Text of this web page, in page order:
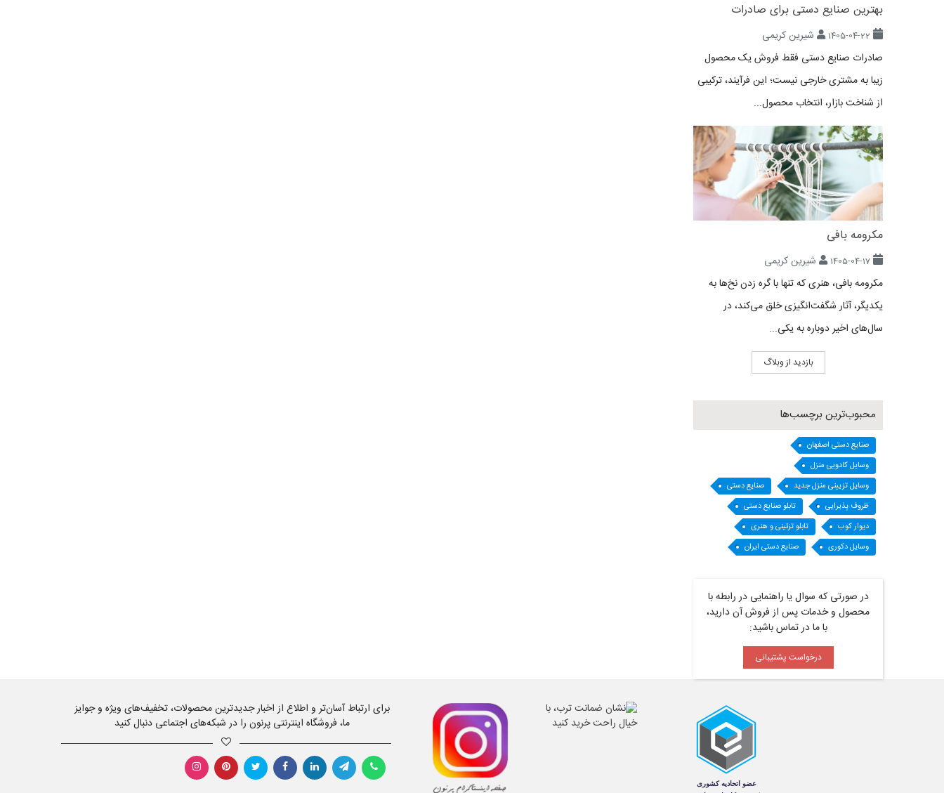
بهترین صنایع دستی برای صادرات
1405-04-22
شیرین کریمی
صادرات صنایع دستی فقط فروش یک محصول
زیبا به مشتری خارجی نیست؛ این فرآیند، ترکیبی
از شناخت بازار، انتخاب محصول...
مکرومه بافی
1405-04-17
شیرین کریمی
مکرومه بافی، هنری که تنها با گره زدن نخ‌ها به
یکدیگر، آثار شگفت‌انگیزی خلق می‌کند، در
سال‌های اخیر دوباره به یکی...
بازدید از وبلاگ
محبوب‌ترین برچسب‌ها
صنایع دستی اصفهان
وسایل کادویی منزل
وسایل تزیینی منزل جدید
صنایع دستی
ظروف پذیرایی
تابلو صنایع دستی
دیوار کوب
تابلو تزئینی و هنری
وسایل دکوری
صنایع دستی ایران
در صورتی که سوال یا راهنمایی در رابطه با
محصول و خدمات پس از فروش آن دارید،
با ما در تماس باشید:
درخواست پشتیبانی
برای ارتباط آسان‌تر و اطلاع از اخبار جدیدترین محصولات، تخفیف‌های ویژه و جوایز
ما، فروشگاه اینترنتی پرنون را در شبکه‌های اجتماعی دنبال کنید